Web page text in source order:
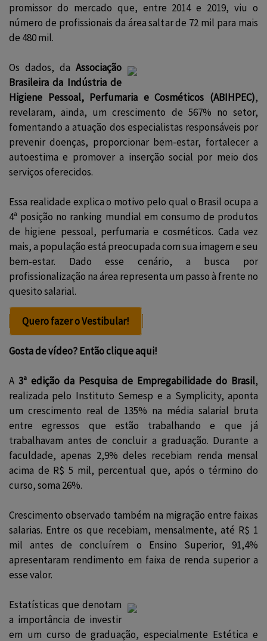
promissor do mercado que, entre 2014 e 2019, viu o
número de profissionais da área saltar de 72 mil para mais
de 480 mil.
Os dados, da Associação
Brasileira da Indústria de
Higiene Pessoal, Perfumaria e Cosméticos (ABIHPEC),
revelaram, ainda, um crescimento de 567% no setor,
fomentando a atuação dos especialistas responsáveis por
prevenir doenças, proporcionar bem-estar, fortalecer a
autoestima e promover a inserção social por meio dos
serviços oferecidos.
Essa realidade explica o motivo pelo qual o Brasil ocupa a
4ª posição no ranking mundial em consumo de produtos
de higiene pessoal, perfumaria e cosméticos. Cada vez
mais, a população está preocupada com sua imagem e seu
bem-estar. Dado esse cenário, a busca por
profissionalização na área representa um passo à frente no
quesito salarial.
Quero fazer o Vestibular!
Gosta de vídeo? Então clique aqui!
A 3ª edição da Pesquisa de Empregabilidade do Brasil,
realizada pelo Instituto Semesp e a Symplicity, aponta
um crescimento real de 135% na média salarial bruta
entre egressos que estão trabalhando e que já
trabalhavam antes de concluir a graduação. Durante a
faculdade, apenas 2,9% deles recebiam renda mensal
acima de R$ 5 mil, percentual que, após o término do
curso, soma 26%.
Crescimento observado também na migração entre faixas
salarias. Entre os que recebiam, mensalmente, até R$ 1
mil antes de concluírem o Ensino Superior, 91,4%
apresentaram rendimento em faixa de renda superior a
esse valor.
Estatísticas que denotam
a importância de investir
em um curso de graduação, especialmente Estética e